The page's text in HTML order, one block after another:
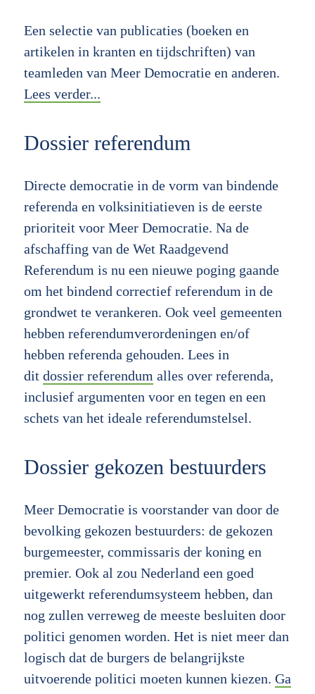
Een selectie van publicaties (boeken en
artikelen in kranten en tijdschriften) van
teamleden van Meer Democratie en anderen.
Lees verder...
Dossier referendum
Directe democratie in de vorm van bindende
referenda en volksinitiatieven is de eerste
prioriteit voor Meer Democratie. Na de
afschaffing van de Wet Raadgevend
Referendum is nu een nieuwe poging gaande
om het bindend correctief referendum in de
grondwet te verankeren. Ook veel gemeenten
hebben referendumverordeningen en/of
hebben referenda gehouden. Lees in
dit dossier referendum alles over referenda,
inclusief argumenten voor en tegen en een
schets van het ideale referendumstelsel.
Dossier gekozen bestuurders
Meer Democratie is voorstander van door de
bevolking gekozen bestuurders: de gekozen
burgemeester, commissaris der koning en
premier. Ook al zou Nederland een goed
uitgewerkt referendumsysteem hebben, dan
nog zullen verreweg de meeste besluiten door
politici genomen worden. Het is niet meer dan
logisch dat de burgers de belangrijkste
uitvoerende politici moeten kunnen kiezen. Ga